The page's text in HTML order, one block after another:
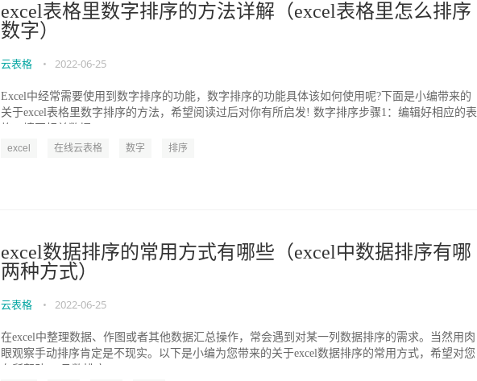
excel表格里数字排序的方法详解（excel表格里怎么排序
数字）
云表格 • 2022-06-25
Excel中经常需要使用到数字排序的功能，数字排序的功能具体该如何使用呢?下面是小编带来的
关于excel表格里数字排序的方法，希望阅读过后对你有所启发! 数字排序步骤1：编辑好相应的表
excel 在线云表格 数字 排序
excel数据排序的常用方式有哪些（excel中数据排序有哪
两种方式）
云表格 • 2022-06-25
在excel中整理数据、作图或者其他数据汇总操作，常会遇到对某一列数据排序的需求。当然用肉
眼观察手动排序肯定是不现实。以下是小编为您带来的关于excel数据排序的常用方式，希望对您